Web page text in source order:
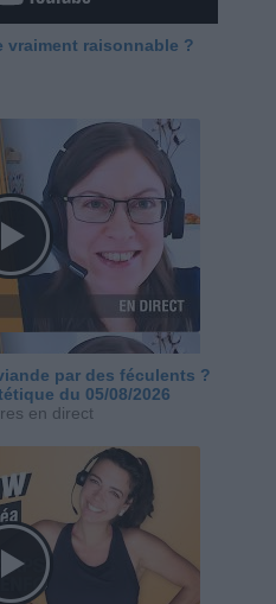
vraiment raisonnable ?
par des féculents ?
du 05/08/2026
en direct